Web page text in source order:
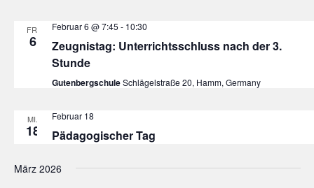
FR.
6
Februar 6 @ 7:45 - 10:30
Zeugnistag: Unterrichtsschluss nach der 3.
Stunde
GutenbergschuleSchlägelstraße 20, Hamm, Germany
MI.
18
Februar 18
Pädagogischer Tag
März 2026